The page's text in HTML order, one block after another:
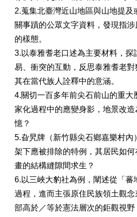
2.蒐集北臺灣近山地區與山地提及
關事蹟的公眾文字資料，發現指
的樣態。
3.以泰雅耆老口述為主要材料，探
易、衝突的互動，反思泰雅耆老
其在當代族人詮釋中的意涵。
4.關切一百多年前尖石前山的重大
家化過程中的應變身影，地景改
憶？
5.旮旯牌（新竹縣尖石鄉嘉樂村內
架下應被排除的特例，其居民如
畫的結構縫隙間求生？
6.以三峽大豹社為例，闡述從「蕃
過程，進而主張原住民族領土觀
部高於／等於憲法層次的鉅觀視